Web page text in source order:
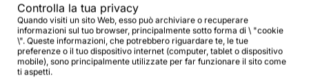
 
Controlla la tua privacy
Quando visiti un sito Web, esso può archiviare o recuperare
informazioni sul tuo browser, principalmente sotto forma di \ "cookie
\". Queste informazioni, che potrebbero riguardare te, le tue
preferenze o il tuo dispositivo internet (computer, tablet o dispositivo
mobile), sono principalmente utilizzate per far funzionare il sito come
ti aspetti.